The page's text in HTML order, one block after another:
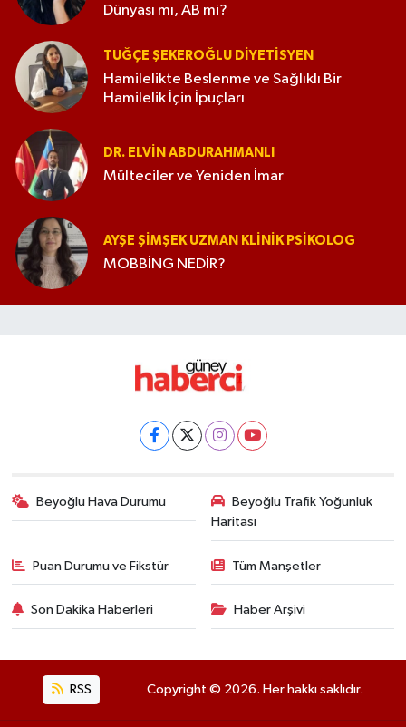
Dünyası mı, AB mi?
TUĞÇE ŞEKEROĞLU DIYETISYEN
Hamilelikte Beslenme ve Sağlıklı Bir
Hamilelik İçin İpuçları
DR. ELVIN ABDURAHMANLI
Mülteciler ve Yeniden İmar
AYŞE ŞIMŞEK UZMAN KLINIK PSIKOLOG
MOBBİNG NEDİR?
Beyoğlu Hava Durumu
Beyoğlu Trafik Yoğunluk
Haritası
Puan Durumu ve Fikstür Tüm Manşetler
Son Dakika Haberleri Haber Arşivi
RSS Copyright © 2026. Her hakkı saklıdır.